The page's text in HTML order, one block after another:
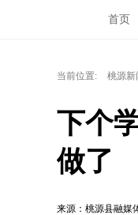
首页
当前位置: 桃源新
下个
做了
来源：桃源县融媒